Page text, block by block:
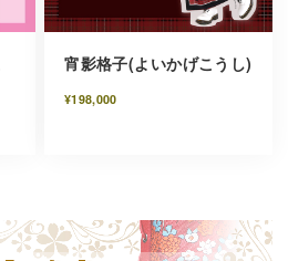
宵影格子(よいかげこうし)
¥198,000